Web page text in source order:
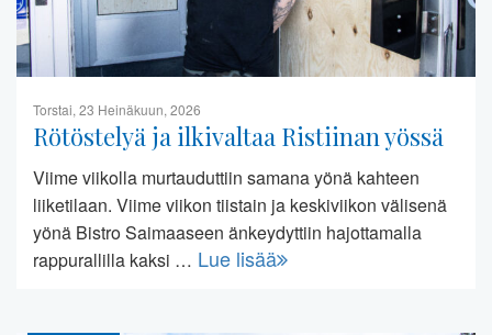
Torstai, 23 Heinäkuun, 2026
Rötöstelyä ja ilkivaltaa Ristiinan yössä
Viime viikolla murtauduttiin samana yönä kahteen
liiketilaan. Viime viikon tiistain ja keskiviikon välisenä
yönä Bistro Saimaaseen änkeydyttiin hajottamalla
rappurallilla kaksi … Lue lisää